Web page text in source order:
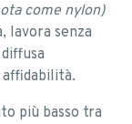
come nylon)
lavora senza
più basso tra